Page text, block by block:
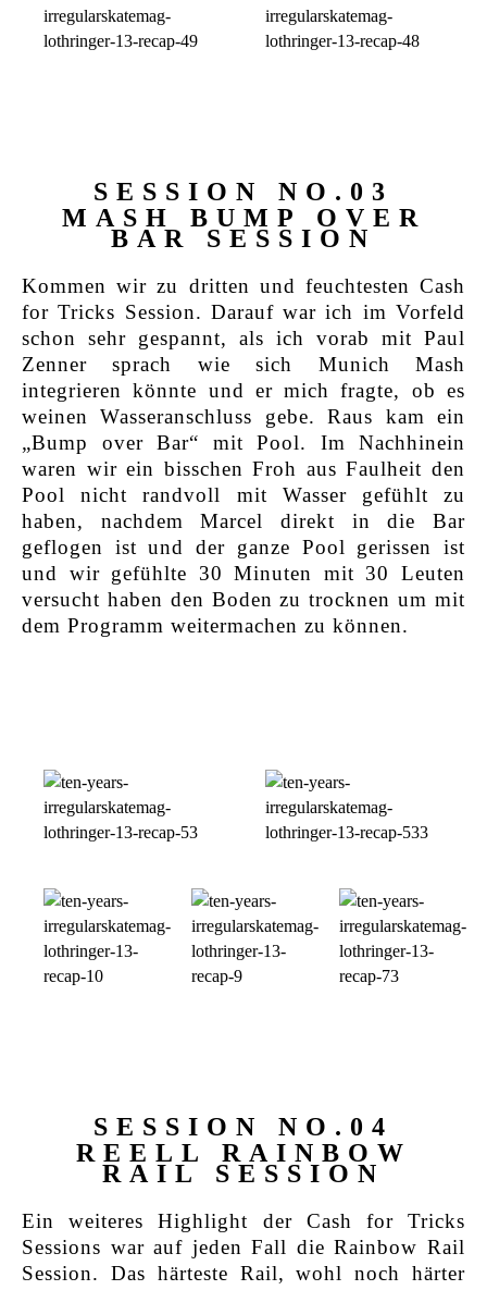
SESSION NO.03
MASH BUMP OVER
BAR SESSION
Kommen wir zu dritten und feuchtesten Cash
for Tricks Session. Darauf war ich im Vorfeld
schon sehr gespannt, als ich vorab mit Paul
Zenner sprach wie sich Munich Mash
integrieren könnte und er mich fragte, ob es
weinen Wasseranschluss gebe. Raus kam ein
„Bump over Bar“ mit Pool. Im Nachhinein
waren wir ein bisschen Froh aus Faulheit den
Pool nicht randvoll mit Wasser gefühlt zu
haben, nachdem Marcel direkt in die Bar
geflogen ist und der ganze Pool gerissen ist
und wir gefühlte 30 Minuten mit 30 Leuten
versucht haben den Boden zu trocknen um mit
dem Programm weitermachen zu können.
SESSION NO.04
REELL RAINBOW
RAIL SESSION
Ein weiteres Highlight der Cash for Tricks
Sessions war auf jeden Fall die Rainbow Rail
Session. Das härteste Rail, wohl noch härter